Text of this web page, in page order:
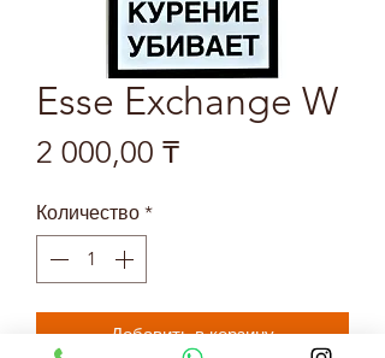
Esse Exchange W
2 000,00 ₸Цена
Количество *
Добавить в корзину